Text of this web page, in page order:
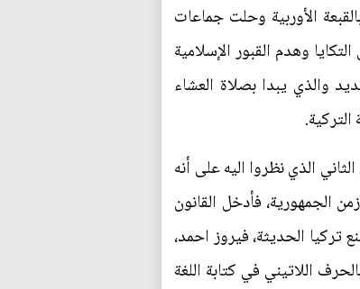
بالقبعة الأوربية وحلت جماعات
وهدم القبور الإسلامية
تحديد اليوم الجديد والذي يبدا بصلاة العشاء
الأحد هو يوم العطلة الرسمية منذ العام 1935م، وكان الشيء الثاني الذي نظروا اليه على أنه
1926م أي بعد الغاء الخلافة وفي زمن الجمهورية، فأدخل القانون
تركيا الحديثة، فيروز احمد،
اللاتيني في كتابة اللغة